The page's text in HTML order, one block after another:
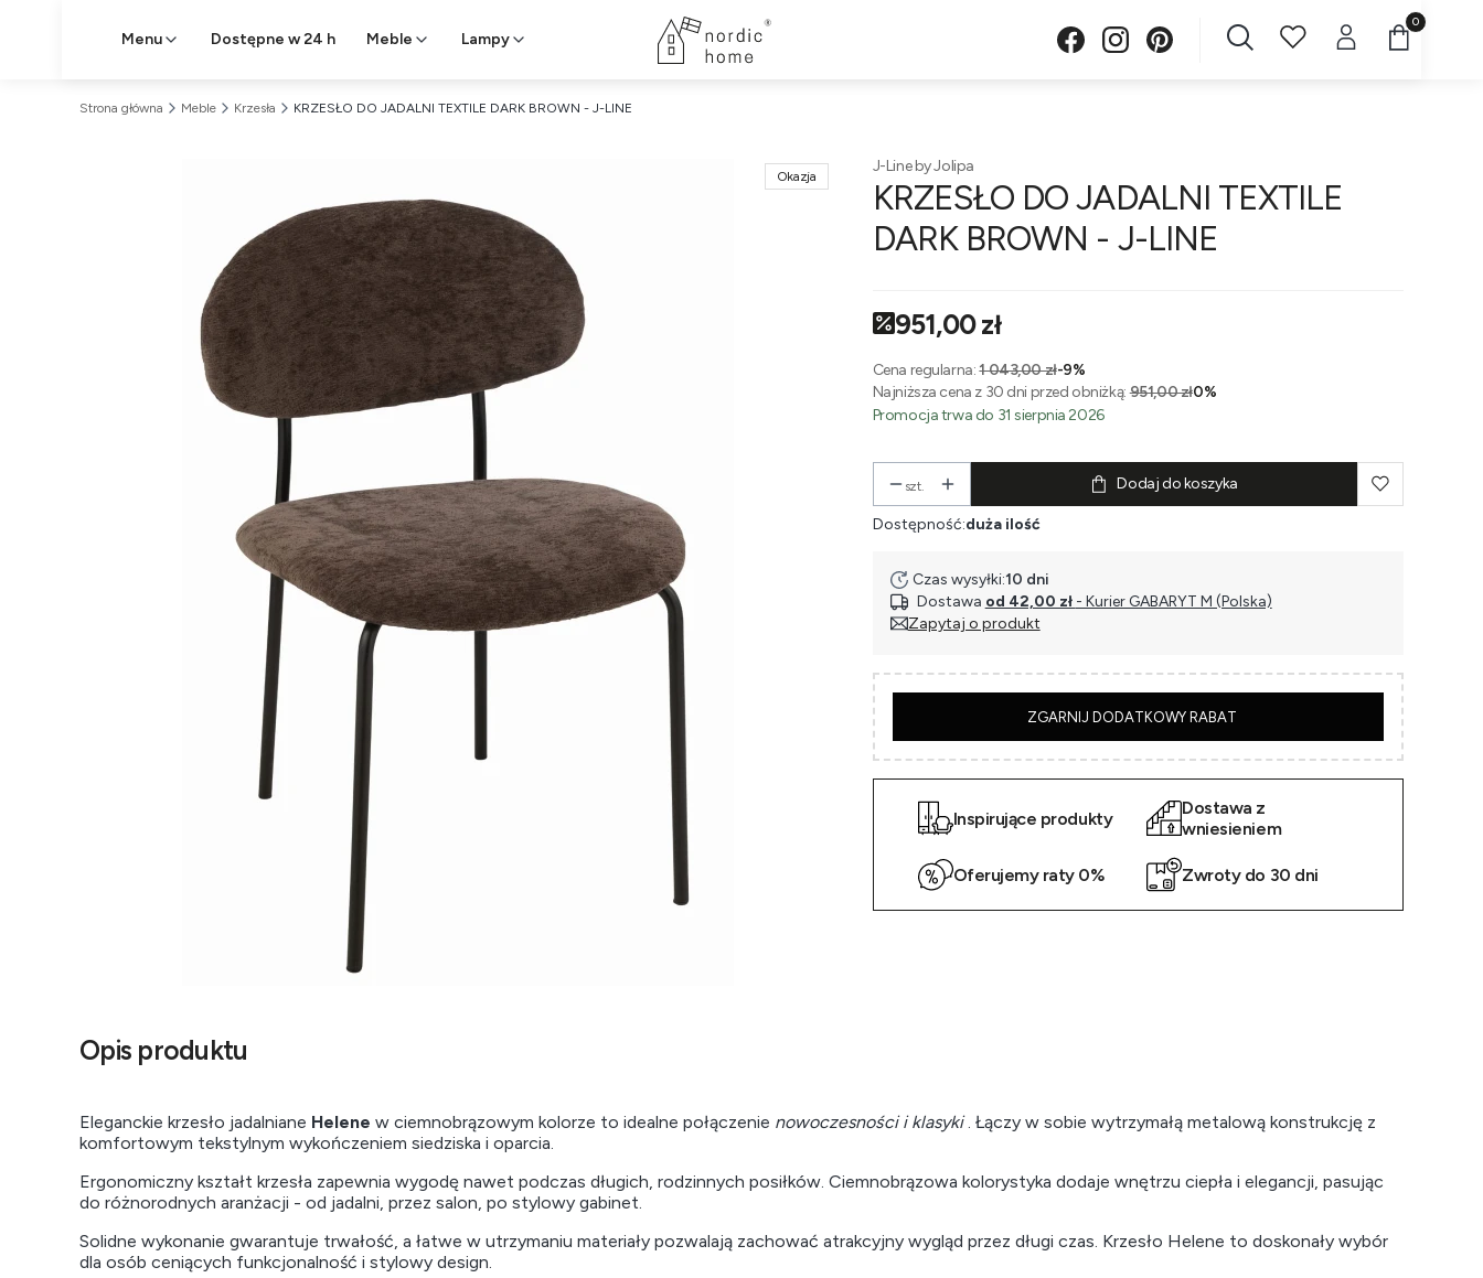
Menu Dostępne w 24 h Meble Lampy Produkty w
Strona główna Meble Krzesła KRZESŁO DO JADALNI TEXTILE DARK BROWN - J-LINE
Okazja
J-Line by Jolipa
KRZESŁO DO JADALNI TEXTILE
DARK BROWN - J-LINE
951,00 zł
Cena regularna:1 043,00 zł-9%
Najniższa cena z 30 dni przed obniżką: 951,00 zł0%
Promocja trwa do 31 sierpnia 2026
szt. Dodaj do koszyka
Dostępność:duża ilość
Czas wysyłki:10 dni
Dostawa od 42,00 zł - Kurier GABARYT M (Polska)
Zapytaj o produkt
ZGARNIJ DODATKOWY RABAT
Inspirujące produkty
Dostawa z
wniesieniem
Oferujemy raty 0% Zwroty do 30 dni
Opis produktu
Eleganckie krzesło jadalniane Helene w ciemnobrązowym kolorze to idealne połączenie nowoczesności i klasyki. Łączy w sobie wytrzymałą metalową konstrukcję z
komfortowym tekstylnym wykończeniem siedziska i oparcia.
Ergonomiczny kształt krzesła zapewnia wygodę nawet podczas długich, rodzinnych posiłków. Ciemnobrązowa kolorystyka dodaje wnętrzu ciepła i elegancji, pasując
do różnorodnych aranżacji - od jadalni, przez salon, po stylowy gabinet.
Solidne wykonanie gwarantuje trwałość, a łatwe w utrzymaniu materiały pozwalają zachować atrakcyjny wygląd przez długi czas. Krzesło Helene to doskonały wybór
dla osób ceniących funkcjonalność i stylowy design.